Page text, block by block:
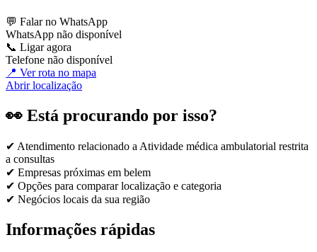
💬 Falar no WhatsApp
WhatsApp não disponível
📞 Ligar agora
Telefone não disponível
📍 Ver rota no mapa
Abrir localização
👀 Está procurando por isso?
✔ Atendimento relacionado a Atividade médica ambulatorial restrita
a consultas
✔ Empresas próximas em belem
✔ Opções para comparar localização e categoria
✔ Negócios locais da sua região
Informações rápidas